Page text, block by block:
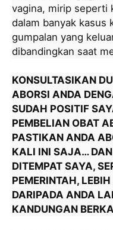
vagina, mirip seperti
dalam banyak kasus
gumpalan yang
dibandingkan saat
KONSULTASIKAN
ABORSI ANDA
SUDAH POSITIF
PEMBELIAN OBAT
PASTIKAN ANDA
KALI INI SAJA…
DITEMPAT SAYA,
PEMERINTAH,
DARIPADA ANDA
KANDUNGAN